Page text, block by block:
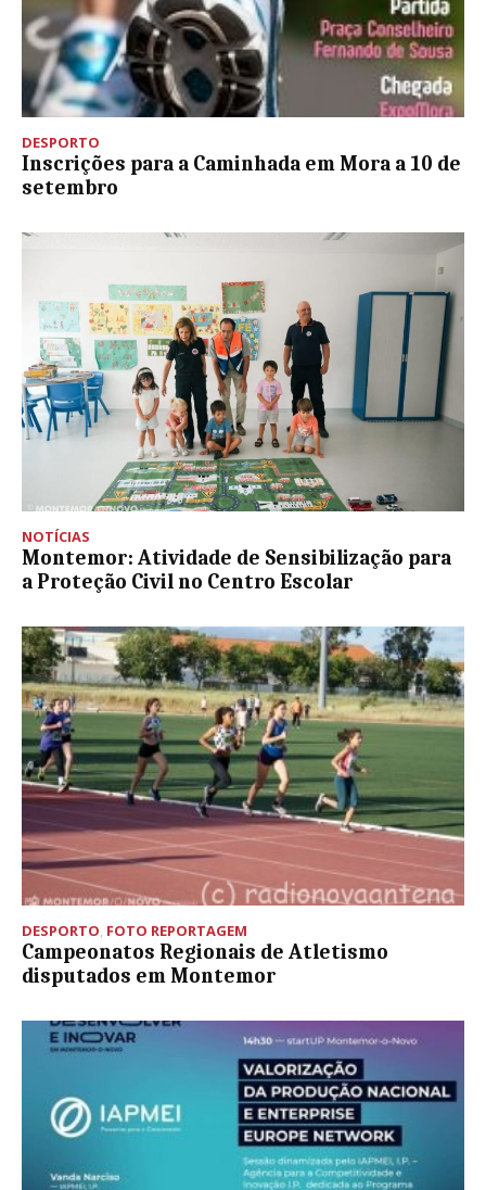
DESPORTO
Inscrições para a Caminhada em Mora a 10 de
setembro
NOTÍCIAS
Montemor: Atividade de Sensibilização para
a Proteção Civil no Centro Escolar
DESPORTO, FOTO REPORTAGEM
Campeonatos Regionais de Atletismo
disputados em Montemor